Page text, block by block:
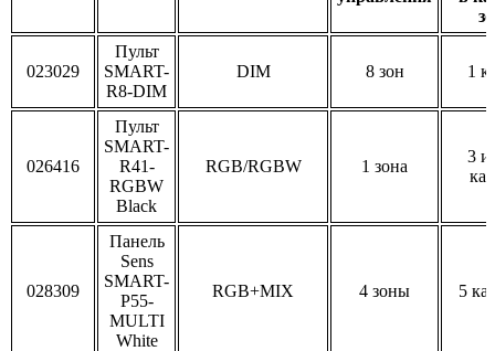
023029
Пульт
SMART-
R8-DIM
DIM 8 зон 1
026416
Пульт
SMART-
R41-
RGBW
Black
RGB/RGBW 1 зона
3
028309
Панель
Sens
SMART-
P55-
MULTI
White
RGB+MIX 4 зоны 5